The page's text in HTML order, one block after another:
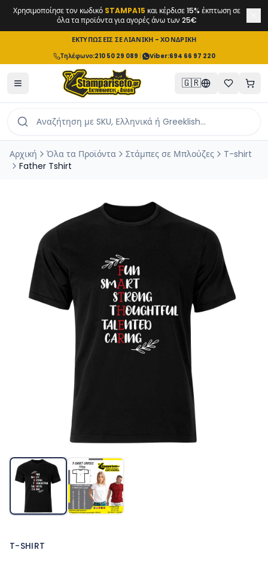
Χρησιμοποίησε τον κωδικό STAMPA15 και κέρδισε 15% έκπτωση σε
όλα τα προϊόντα για αγορές άνω των 25€
ΕΚΤΥΠΩΣΕΙΣ ΣΕ ΛΙΑΝΙΚΗ - ΧΟΝΔΡΙΚΗ
Τηλέφωνο:210 50 29 089 | Viber:694 66 97 220
🇬🇷
Αρχική Όλα τα Προϊόντα Στάμπες σε Μπλούζες
T-shirt
Father Tshirt
T-SHIRT